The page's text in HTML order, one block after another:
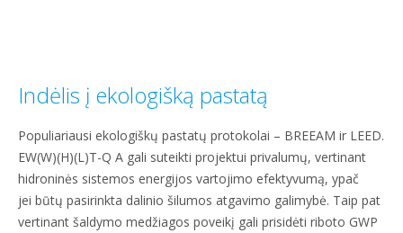
Indėlis į ekologišką pastatą
Populiariausi ekologiškų pastatų protokolai – BREEAM ir LEED.
EW(W)(H)(L)T-Q A gali suteikti projektui privalumų, vertinant
hidroninės sistemos energijos vartojimo efektyvumą, ypač
jei būtų pasirinkta dalinio šilumos atgavimo galimybė. Taip pat
vertinant šaldymo medžiagos poveikį gali prisidėti riboto GWP